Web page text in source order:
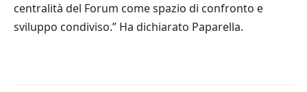
centralità del Forum come spazio di confronto e
sviluppo condiviso.” Ha dichiarato Paparella.